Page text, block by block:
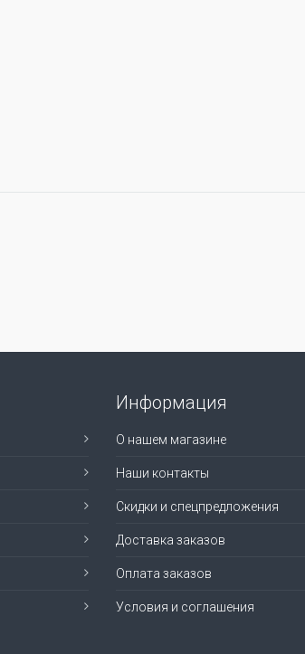
Информация
О нашем магазине
Наши контакты
Скидки и спецпредложения
Доставка заказов
Оплата заказов
Условия и соглашения